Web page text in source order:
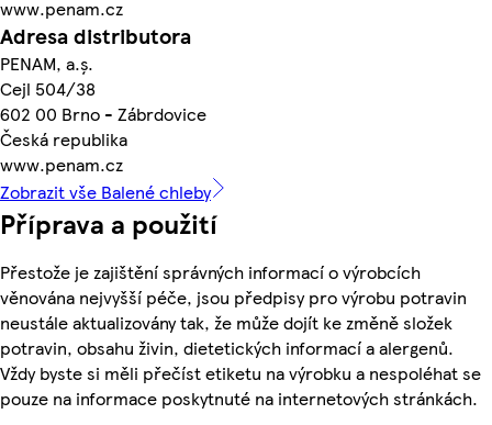
www.penam.cz
Adresa distributora
PENAM, a.ş.
Cejl 504/38
602 00 Brno - Zábrdovice
Česká republika
www.penam.cz
Zobrazit vše Balené chleby
Příprava a použití
Přestože je zajištění správných informací o výrobcích
věnována nejvyšší péče, jsou předpisy pro výrobu potravin
neustále aktualizovány tak, že může dojít ke změně složek
potravin, obsahu živin, dietetických informací a alergenů.
Vždy byste si měli přečíst etiketu na výrobku a nespoléhat se
pouze na informace poskytnuté na internetových stránkách.